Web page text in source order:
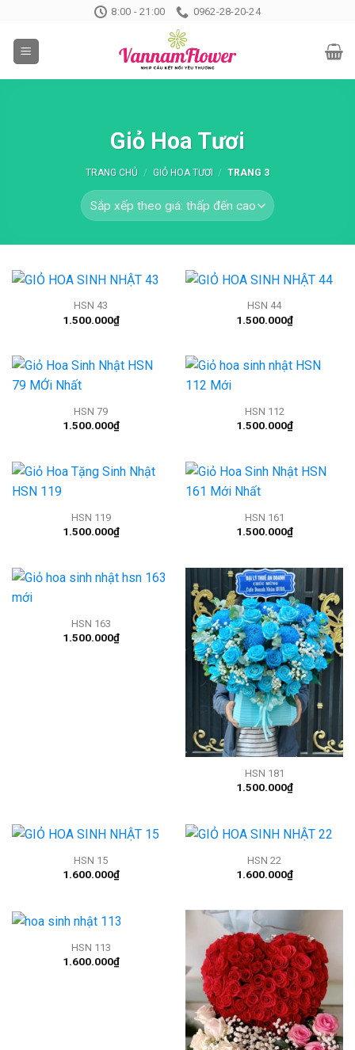
content
8:00 - 21:00 0962-28-20-24
Giỏ Hoa Tươi
TRANG CHỦ / GIỎ HOA TƯƠI / TRANG 3
HSN 43
1.500.000₫
HSN 44
1.500.000₫
HSN 79
1.500.000₫
HSN 112
1.500.000₫
HSN 119
1.500.000₫
HSN 161
1.500.000₫
HSN 163
1.500.000₫
HSN 181
1.500.000₫
HSN 15
1.600.000₫
HSN 22
1.600.000₫
HSN 113
1.600.000₫